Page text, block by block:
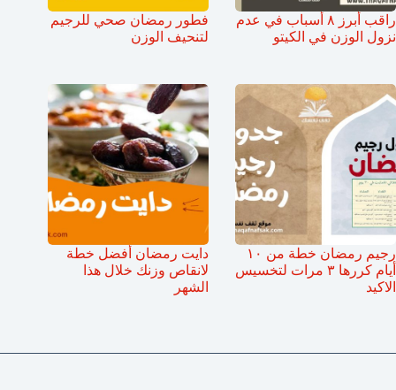
راقب أبرز ٨ أسباب في عدم
نزول الوزن في الكيتو
فطور رمضان صحي للرجيم
لتنحيف الوزن
رجيم رمضان خطة من ١٠
أيام كررها ٣ مرات لتخسيس
الاكيد
دايت رمضان أفضل خطة
لانقاص وزنك خلال هذا
الشهر